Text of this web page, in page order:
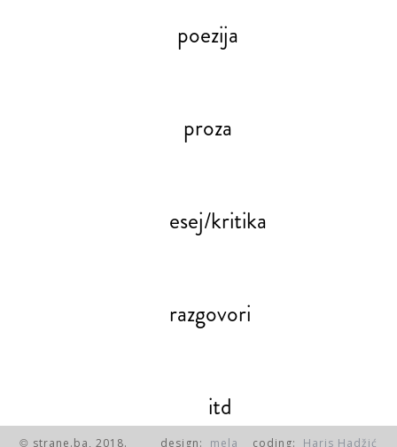
poezija
proza
esej/kritika
razgovori
itd
© strane.ba, 2018. design: mela coding: Haris Hadžić